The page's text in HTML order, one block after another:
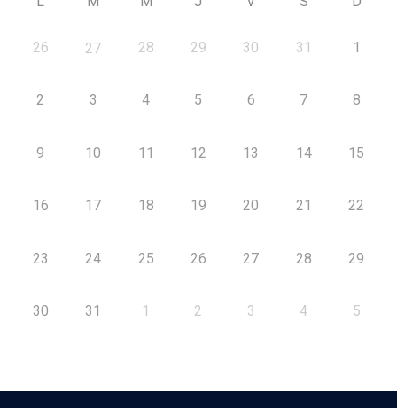
26 27 28 29 30 31 1
2 3 4 5 6 7 8
9 10 11 12 13 14 15
16 17 18 19 20 21 22
23 24 25 26 27 28 29
30 31 1 2 3 4 5